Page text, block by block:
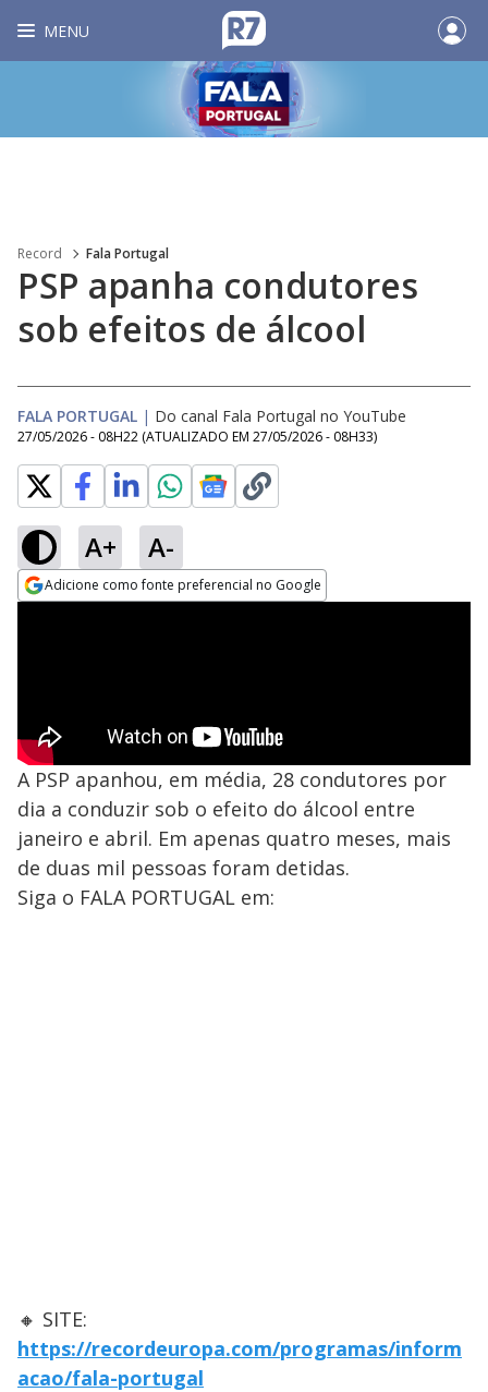
MENU
Record Fala Portugal
PSP apanha condutores
sob efeitos de álcool
FALA PORTUGAL | Do canal Fala Portugal no YouTube
27/05/2026 - 08H22 (ATUALIZADO EM 27/05/2026 - 08H33)
A+ A-
Adicione como fonte preferencial no Google
A PSP apanhou, em média, 28 condutores por
dia a conduzir sob o efeito do álcool entre
janeiro e abril. Em apenas quatro meses, mais
de duas mil pessoas foram detidas.
Siga o FALA PORTUGAL em:
🔸 SITE:
https://recordeuropa.com/programas/inform
acao/fala-portugal